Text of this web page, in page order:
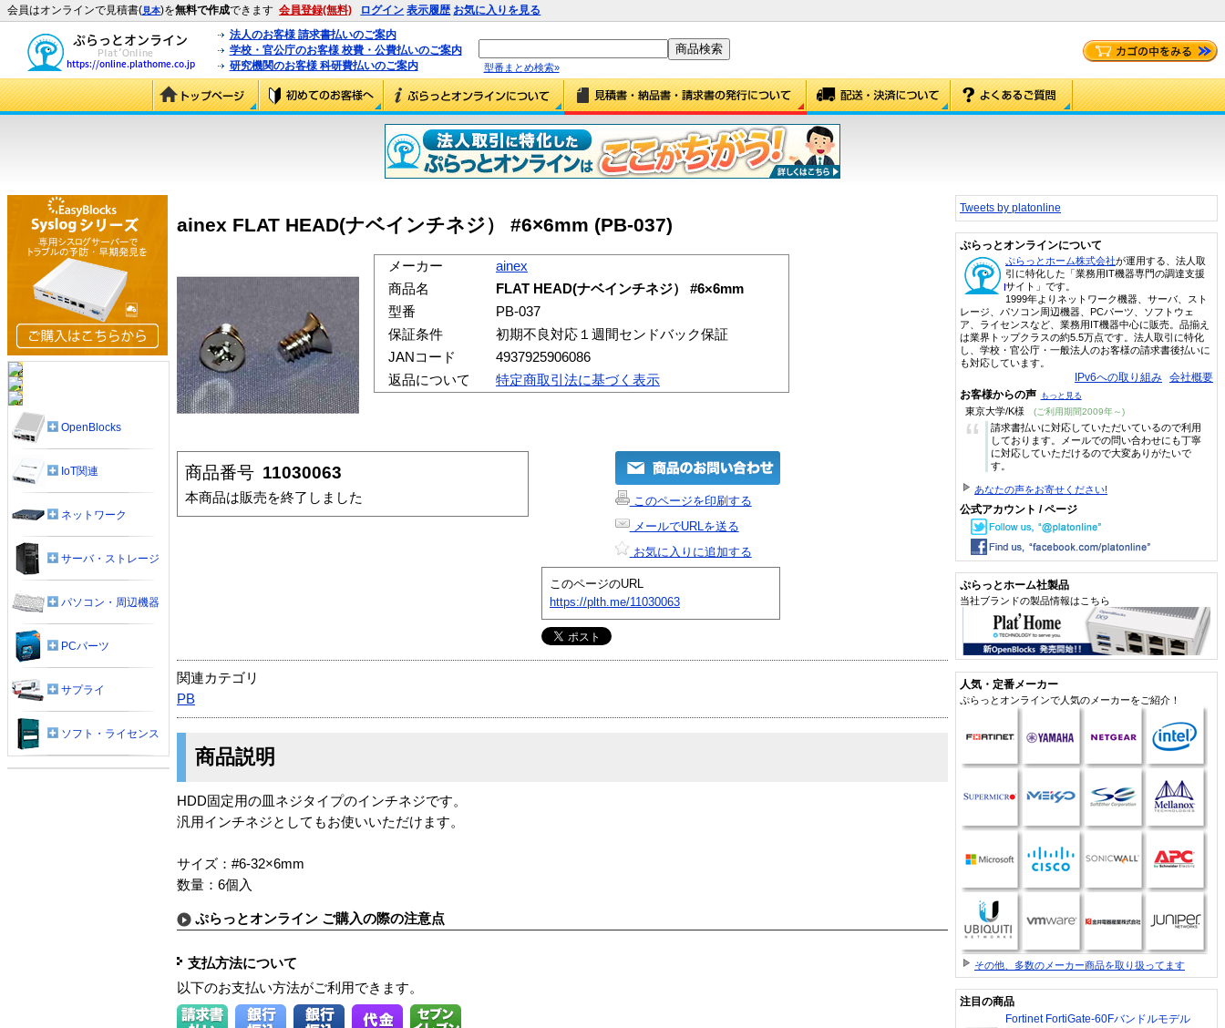
会員はオンラインで見積書(見本)を無料で作成できます 会員登録(無料) ログイン 表示履歴 お気に入りを見る
法人のお客様 請求書払いのご案内
学校・官公庁のお客様 校費・公費払いのご案内
研究機関のお客様 科研費払いのご案内
型番まとめ検索»
ainex FLAT HEAD(ナベインチネジ） #6×6mm (PB-037)
メーカー
ainex
商品名
FLAT HEAD(ナベインチネジ） #6×6mm
型番
PB-037
保証条件
初期不良対応１週間センドバック保証
JANコード
4937925906086
返品について
特定商取引法に基づく表示
商品番号 11030063
本商品は販売を終了しました
このページを印刷する
メールでURLを送る
お気に入りに追加する
このページのURL
https://plth.me/11030063
関連カテゴリ
PB
商品説明
HDD固定用の皿ネジタイプのインチネジです。
汎用インチネジとしてもお使いいただけます。
サイズ：#6-32×6mm
数量：6個入
ぷらっとオンライン ご購入の際の注意点
支払方法について
以下のお支払い方法がご利用できます。
OpenBlocks
IoT関連
ネットワーク
サーバ・ストレージ
パソコン・周辺機器
PCパーツ
サプライ
ソフト・ライセンス
Tweets by platonline
ぷらっとオンラインについて
ぷらっとホーム株式会社が運用する、法人取
引に特化した「業務用IT機器専門の調達支援
サイト」です。
1999年よりネットワーク機器、サーバ、スト
レージ、パソコン周辺機器、PCパーツ、ソフトウェ
ア、ライセンスなど、業務用IT機器中心に販売。品揃え
は業界トップクラスの約5.5万点です。法人取引に特化
し、学校・官公庁・一般法人のお客様の請求書後払いに
も対応しています。
IPv6への取り組み 会社概要
お客様からの声 もっと見る
東京大学/K様 (ご利用期間2009年～)
“
請求書払いに対応していただいているので利用
しております。メールでの問い合わせにも丁寧
に対応していただけるので大変ありがたいで
す。
あなたの声をお寄せください!
公式アカウント / ページ
ぷらっとホーム社製品
当社ブランドの製品情報はこちら
人気・定番メーカー
ぷらっとオンラインで人気のメーカーをご紹介！
その他、多数のメーカー商品を取り扱ってます
注目の商品
Fortinet FortiGate-60Fバンドルモデル